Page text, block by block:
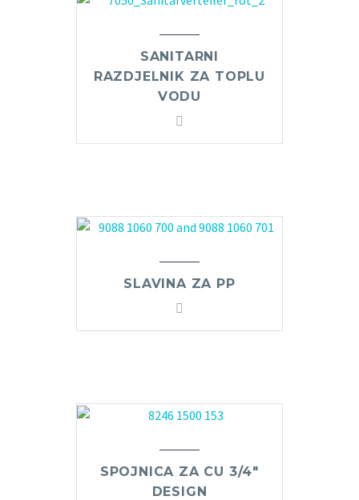
SANITARNI
RAZDJELNIK ZA TOPLU
VODU
SLAVINA ZA PP
SPOJNICA ZA CU 3/4″
DESIGN